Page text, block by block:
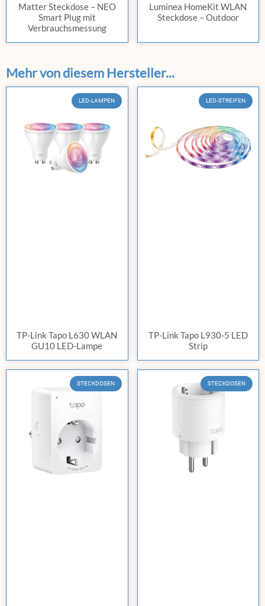
Matter Steckdose – NEO
Smart Plug mit
Verbrauchsmessung
Luminea HomeKit WLAN
Steckdose – Outdoor
Mehr von diesem Hersteller...
LED-LAMPEN
TP-Link Tapo L630 WLAN
GU10 LED-Lampe
LED-STREIFEN
TP-Link Tapo L930-5 LED
Strip
STECKDOSEN STECKDOSEN